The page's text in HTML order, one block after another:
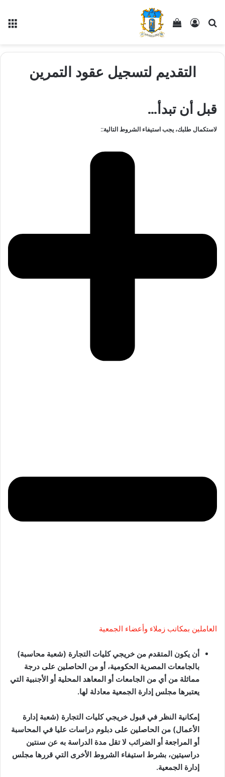
بحث عنتسجيل الدخول
إستعراض سلة التسوق
التقديم لتسجيل عقود التمرين
قبل أن تبدأ…
لاستكمال طلبك، يجب استيفاء الشروط التالية::
العاملين بمكاتب زملاء وأعضاء الجمعية
أن يكون المتقدم من خريجي كليات التجارة (شعبة محاسبة)
بالجامعات المصرية الحكومية، أو من الحاصلين على درجة
مماثلة من أي من الجامعات أو المعاهد المحلية أو الأجنبية التي
يعتبرها مجلس إدارة الجمعية معادلة لها.
إمكانية النظر في قبول خريجي كليات التجارة (شعبة إدارة
الأعمال) من الحاصلين على دبلوم دراسات عليا في المحاسبة
أو المراجعة أو الضرائب لا تقل مدة الدراسة به عن سنتين
دراسيتين، بشرط استيفاء الشروط الأخرى التي قررها مجلس
إدارة الجمعية.